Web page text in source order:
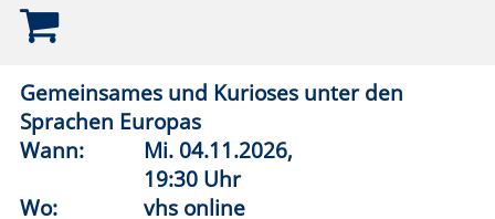
Präraffaeliten
Wann:
Mi.18.11.2026,
19:00 Uhr
Erwitte, Marx Wirtschaft
Nr.:
262-13003